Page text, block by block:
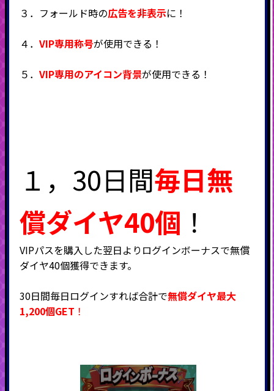
３．フォールド時の広告を非表示に！
４． VIP専用称号が使用できる！
５． VIP専用のアイコン背景が使用できる！
１， 30日間毎日無
償ダイヤ40個 ！
VIPパスを購入した翌日よりログインボーナスで無償
ダイヤ40個獲得できます。
30日間毎日ログインすれば合計で無償ダイヤ最大
1,200個GET ！